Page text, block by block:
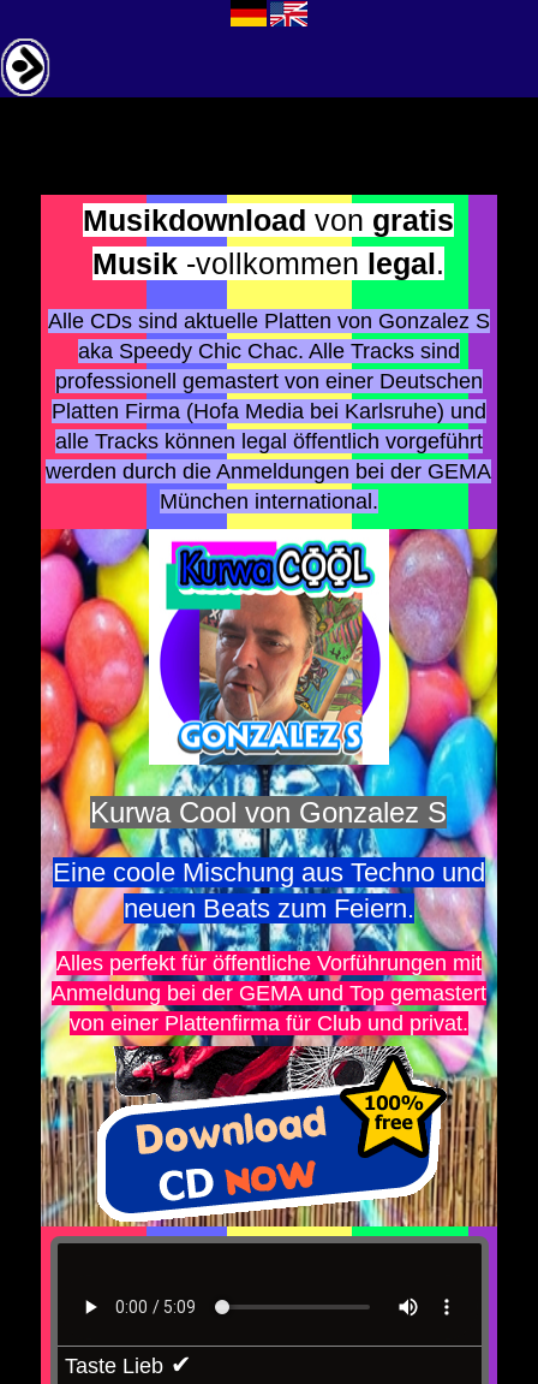
Musikdownload von gratis
Musik -vollkommen legal.
Alle CDs sind aktuelle Platten von Gonzalez S
aka Speedy Chic Chac. Alle Tracks sind
professionell gemastert von einer Deutschen
Platten Firma (Hofa Media bei Karlsruhe) und
alle Tracks können legal öffentlich vorgeführt
werden durch die Anmeldungen bei der GEMA
München international.
Kurwa Cool von Gonzalez S
Eine coole Mischung aus Techno und
neuen Beats zum Feiern.
Alles perfekt für öffentliche Vorführungen mit
Anmeldung bei der GEMA und Top gemastert
von einer Plattenfirma für Club und privat.